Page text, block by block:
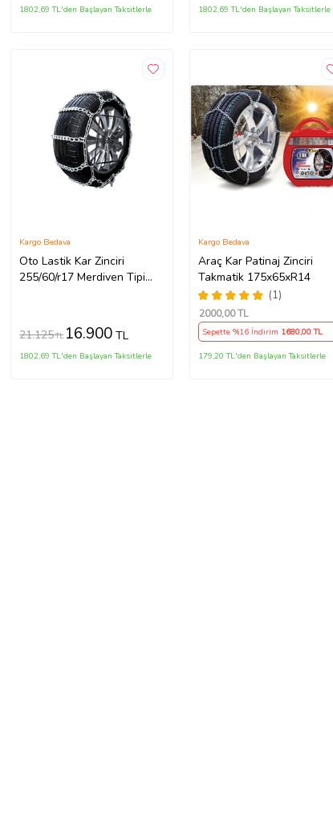
1802,69 TL'den Başlayan Taksitlerle 1802,69 TL'den Başlayan Taksitlerle
Oto Lastik Kar Zinciri
255/60/r17 Merdiven Tipi
Kargo Bedava
21.125TL 16.900TL
1802,69 TL'den Başlayan Taksitlerle
Araç Kar Patinaj Zinciri
Takmatik 175x65xR14
(1)
Kargo Bedava
2000,00 TL
Sepette %16 İndirim 1680,00 TL
179,20 TL'den Başlayan Taksitlerle